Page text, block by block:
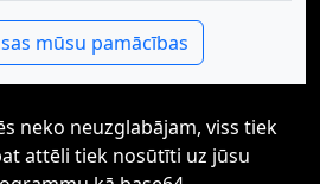
mūsu pamācības
neko neuzglabājam, viss tiek
attēli tiek nosūtīti uz jūsu